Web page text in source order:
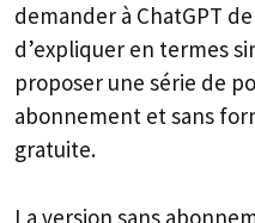
demander à ChatGPT
d’expliquer en termes
proposer une série de
abonnement et sans
gratuite.
La version sans